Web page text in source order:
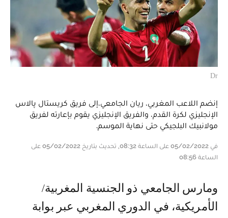
Dr
إنضم اللاعب المغربي، ريان الجامعي،‬⁩إلى فريق كريستال پالاس
الإنجليزي لكرة القدم، والفريق الإنجليزي يقوم بإعارته لفريق
مولانبيك البلجيكي حتى نهاية الموسم.
في 05/02/2022 على الساعة 08:32, تحديث بتاريخ 05/02/2022 على
الساعة 08:56
ومارس الجامعي ذو الجنسية المغربية/
الأمريكية، في الدوري المغربي عبر بوابة